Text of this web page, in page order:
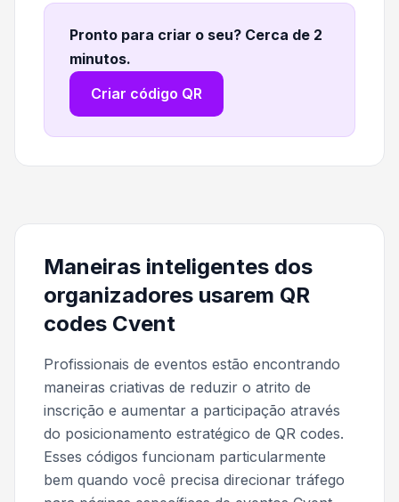
Pronto para criar o seu? Cerca de 2
minutos.
Criar código QR
Maneiras inteligentes dos
organizadores usarem QR
codes Cvent
Profissionais de eventos estão encontrando
maneiras criativas de reduzir o atrito de
inscrição e aumentar a participação através
do posicionamento estratégico de QR codes.
Esses códigos funcionam particularmente
bem quando você precisa direcionar tráfego